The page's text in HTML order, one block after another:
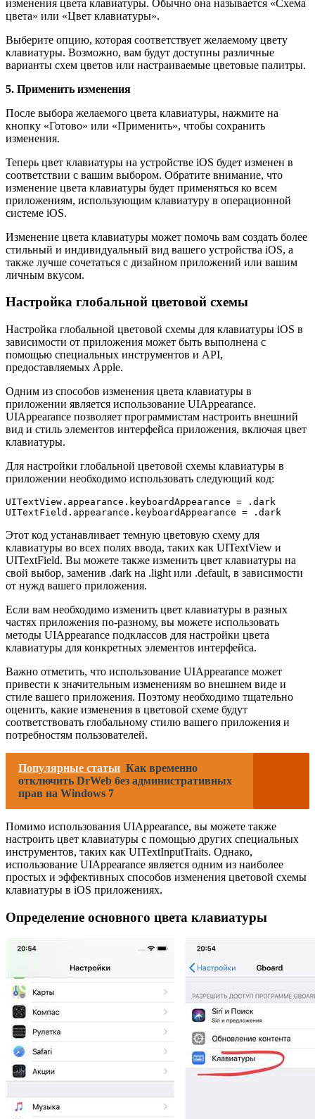
изменения цвета клавиатуры. Обычно она называется «Схема
цвета» или «Цвет клавиатуры».
Выберите опцию, которая соответствует желаемому цвету
клавиатуры. Возможно, вам будут доступны различные
варианты схем цветов или настраиваемые цветовые палитры.
5. Применить изменения
После выбора желаемого цвета клавиатуры, нажмите на
кнопку «Готово» или «Применить», чтобы сохранить
изменения.
Теперь цвет клавиатуры на устройстве iOS будет изменен в
соответствии с вашим выбором. Обратите внимание, что
изменение цвета клавиатуры будет применяться ко всем
приложениям, использующим клавиатуру в операционной
системе iOS.
Изменение цвета клавиатуры может помочь вам создать более
стильный и индивидуальный вид вашего устройства iOS, а
также лучше сочетаться с дизайном приложений или вашим
личным вкусом.
Настройка глобальной цветовой схемы
Настройка глобальной цветовой схемы для клавиатуры iOS в
зависимости от приложения может быть выполнена с
помощью специальных инструментов и API,
предоставляемых Apple.
Одним из способов изменения цвета клавиатуры в
приложении является использование UIAppearance.
UIAppearance позволяет программистам настроить внешний
вид и стиль элементов интерфейса приложения, включая цвет
клавиатуры.
Для настройки глобальной цветовой схемы клавиатуры в
приложении необходимо использовать следующий код:
UITextView.appearance.keyboardAppearance = .dark
Этот код устанавливает темную цветовую схему для
клавиатуры во всех полях ввода, таких как UITextView и
UITextField. Вы можете также изменить цвет клавиатуры на
свой выбор, заменив .dark на .light или .default, в зависимости
от нужд вашего приложения.
Если вам необходимо изменить цвет клавиатуры в разных
частях приложения по-разному, вы можете использовать
методы UIAppearance подклассов для настройки цвета
клавиатуры для конкретных элементов интерфейса.
Важно отметить, что использование UIAppearance может
привести к значительным изменениям во внешнем виде и
стиле вашего приложения. Поэтому необходимо тщательно
оценить, какие изменения в цветовой схеме будут
соответствовать глобальному стилю вашего приложения и
потребностям пользователей.
Популярные статьи Как временно
отключить DrWeb без административных
прав на Windows 7
Помимо использования UIAppearance, вы можете также
настроить цвет клавиатуры с помощью других специальных
инструментов, таких как UITextInputTraits. Однако,
использование UIAppearance является одним из наиболее
простых и эффективных способов изменения цветовой схемы
клавиатуры в iOS приложениях.
Определение основного цвета клавиатуры